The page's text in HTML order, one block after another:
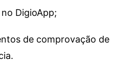
DigioApp;
de comprovação de